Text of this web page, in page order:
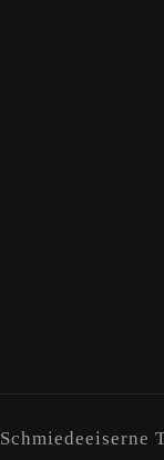
Schmiedeeiserne